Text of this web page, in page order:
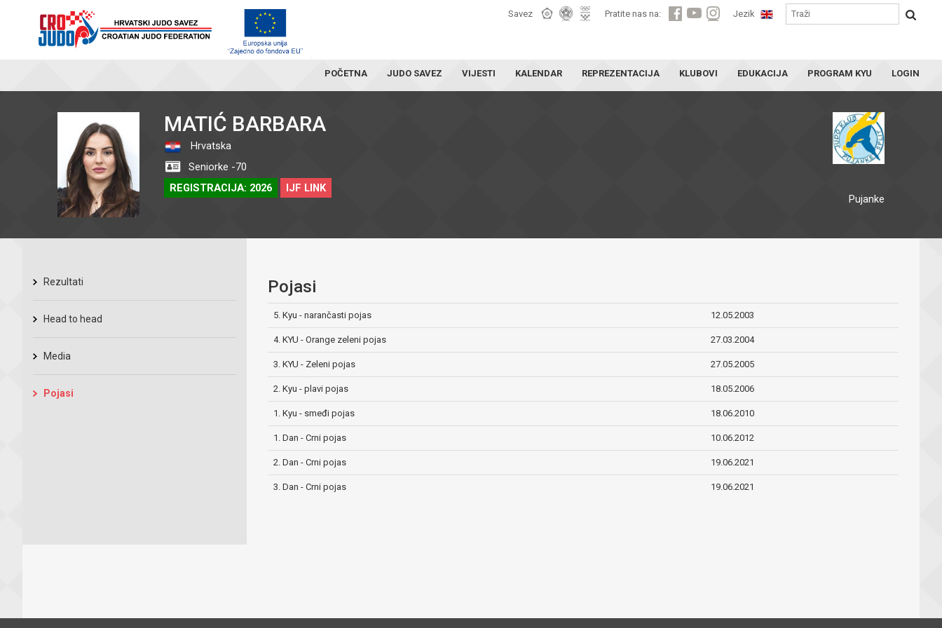
Savez Pratite nas na: Jezik
POČETNA JUDO SAVEZ VIJESTI KALENDAR REPREZENTACIJA KLUBOVI EDUKACIJA PROGRAM KYU LOGIN
MATIĆ BARBARA
Hrvatska
Seniorke -70
REGISTRACIJA: 2026
IJF LINK
Pujanke
Rezultati
Head to head
Media
Pojasi
Pojasi
5. Kyu - narančasti pojas 12.05.2003
4. KYU - Orange zeleni pojas 27.03.2004
3. KYU - Zeleni pojas 27.05.2005
2. Kyu - plavi pojas 18.05.2006
1. Kyu - smeđi pojas 18.06.2010
1. Dan - Crni pojas 10.06.2012
2. Dan - Crni pojas 19.06.2021
3. Dan - Crni pojas 19.06.2021